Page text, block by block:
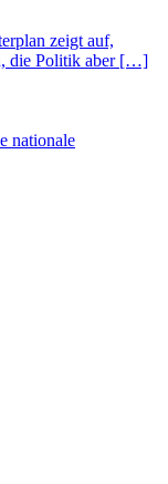
zeigt auf,
die Politik aber […]
nationale